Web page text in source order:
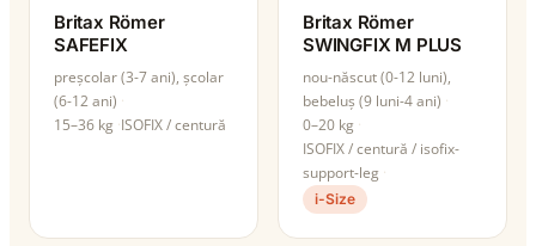
Britax Römer
SAFEFIX
preșcolar (3-7 ani), școlar
(6-12 ani)
15–36 kg ISOFIX / centură
Britax Römer
SWINGFIX M PLUS
nou-născut (0-12 luni),
bebeluș (9 luni-4 ani)
0–20 kg
ISOFIX / centură / isofix-
support-leg
i-Size